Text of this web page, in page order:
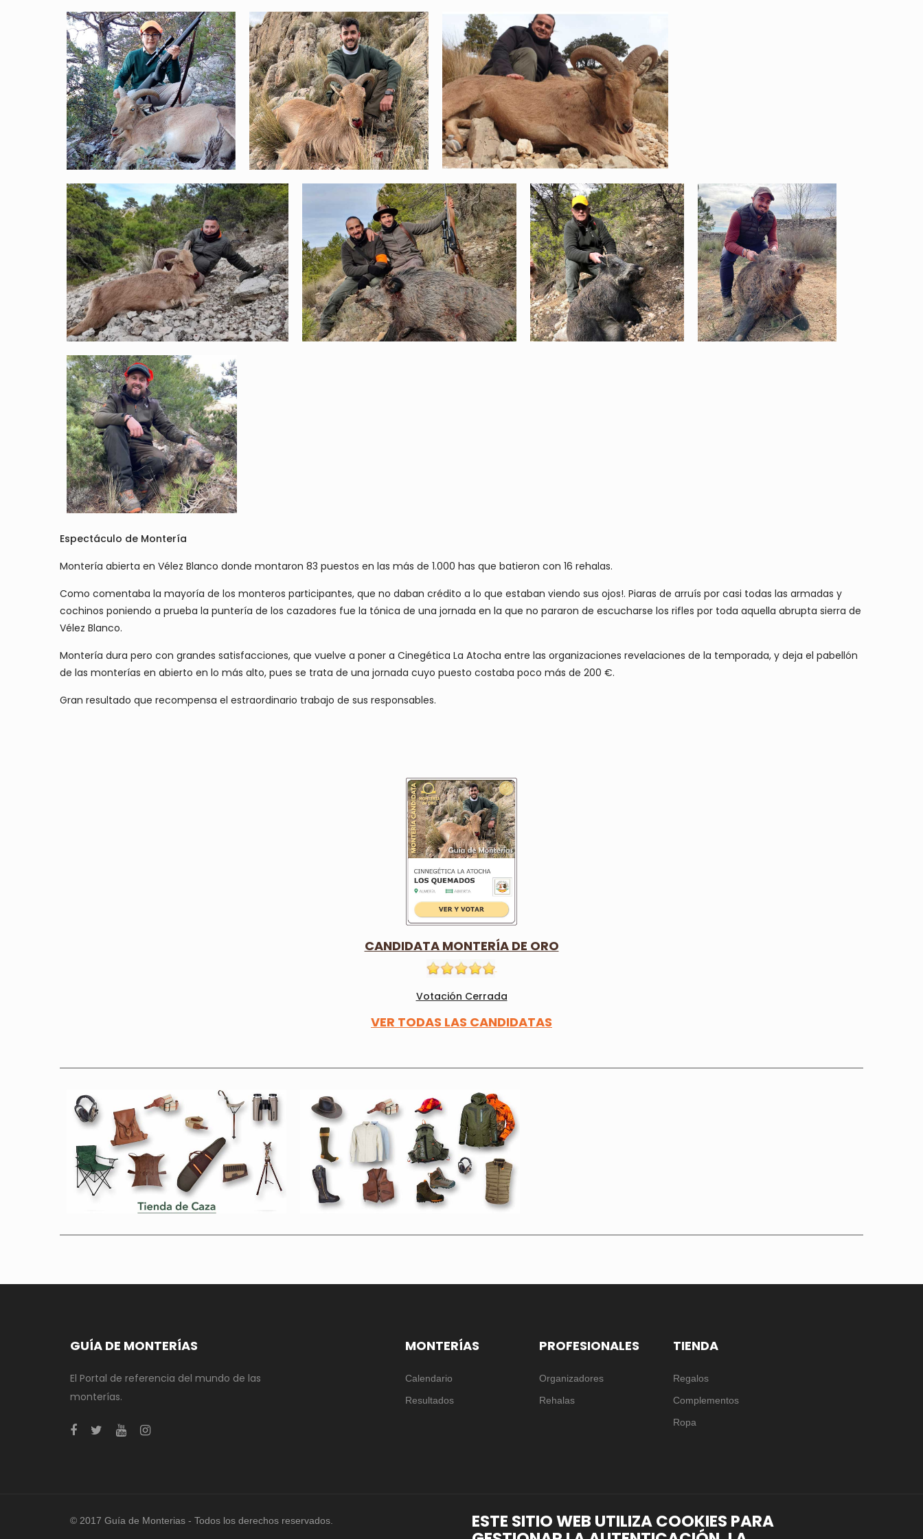
Espectáculo de Montería
Montería abierta en Vélez Blanco donde montaron 83 puestos en las más de 1.000 has que batieron con 16 rehalas.
Como comentaba la mayoría de los monteros participantes, que no daban crédito a lo que estaban viendo sus ojos!. Piaras de arruís por casi todas las armadas y
cochinos poniendo a prueba la puntería de los cazadores fue la tónica de una jornada en la que no pararon de escucharse los rifles por toda aquella abrupta sierra de
Vélez Blanco.
Montería dura pero con grandes satisfacciones, que vuelve a poner a Cinegética La Atocha entre las organizaciones revelaciones de la temporada, y deja el pabellón
de las monterías en abierto en lo más alto, pues se trata de una jornada cuyo puesto costaba poco más de 200 €.
Gran resultado que recompensa el estraordinario trabajo de sus responsables.
CANDIDATA MONTERÍA DE ORO
Votación Cerrada
VER TODAS LAS CANDIDATAS
GUÍA DE MONTERÍAS
El Portal de referencia del mundo de las
monterías.
MONTERÍAS
Calendario
Resultados
PROFESIONALES
Organizadores
Rehalas
TIENDA
Regalos
Complementos
Ropa
© 2017 Guía de Monterias - Todos los derechos reservados. ESTE SITIO WEB UTILIZA COOKIES PARA